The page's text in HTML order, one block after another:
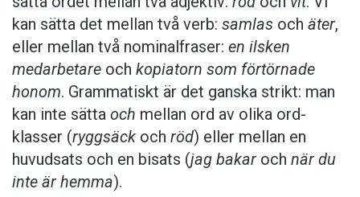
kan sätta det mellan två verb: ­samlas och äter,
eller mellan två nominal­fraser: en ilsken
medarbetare och kopiatorn som förtörnade
honom. Grammatiskt är det ganska strikt: man
kan inte sätta och mellan ord av olika ord­
klasser (ryggsäck och röd) eller mellan en
huvudsats och en bisats (jag bakar och när du
inte är hemma).